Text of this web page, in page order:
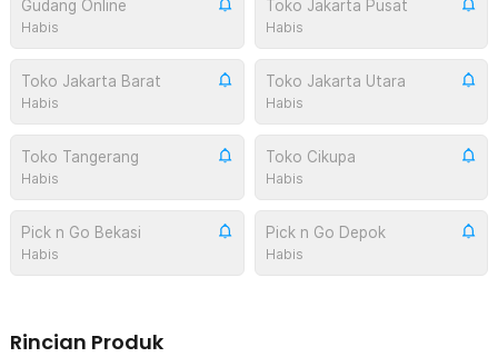
Gudang Online
Habis
Toko Jakarta Pusat
Habis
Toko Jakarta Barat
Habis
Toko Jakarta Utara
Habis
Toko Tangerang
Habis
Toko Cikupa
Habis
Pick n Go Bekasi
Habis
Pick n Go Depok
Habis
Rincian Produk